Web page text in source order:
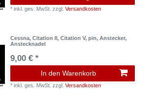
*inkl. ges. MwSt. zzgl.Versandkosten
Cessna, Citation II, Citation V, pin, Anstecker,
Anstecknadel
9,00 € *
In den Warenkorb
*inkl. ges. MwSt. zzgl.Versandkosten